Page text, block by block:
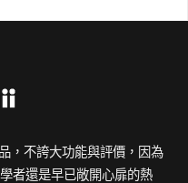
，不誇大功能與評價，因為
者還是早已敞開心扉的熱